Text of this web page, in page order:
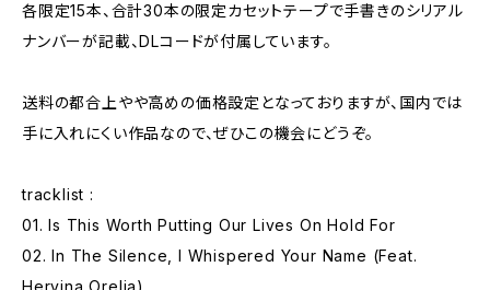
各限定15本、合計30本の限定カセットテープで手書きのシリアル
ナンバーが記載、DLコードが付属しています。
送料の都合上やや高めの価格設定となっておりますが、国内では
手に入れにくい作品なので、ぜひこの機会にどうぞ。
tracklist :
01. Is This Worth Putting Our Lives On Hold For
02. In The Silence, I Whispered Your Name (Feat.
Hervina Orelia)